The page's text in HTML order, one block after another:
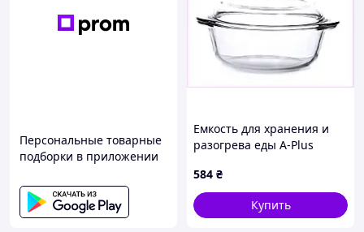
Персональные товарные
подборки в приложении
Емкость для хранения и
разогрева еды A-Plus
584 ₴
Купить